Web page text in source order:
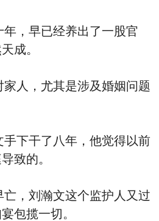
，早已经养出了一股官
成。
人，尤其是涉及婚姻问题
下干了八年，他觉得以前
致的。
，刘瀚文这个监护人又过
包揽一切。